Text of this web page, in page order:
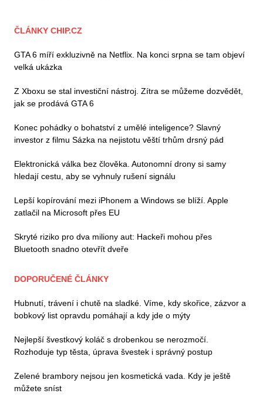
ČLÁNKY CHIP.CZ
GTA 6 míří exkluzivně na Netflix. Na konci srpna se tam objeví
velká ukázka
Z Xboxu se stal investiční nástroj. Zítra se můžeme dozvědět,
jak se prodává GTA 6
Konec pohádky o bohatství z umělé inteligence? Slavný
investor z filmu Sázka na nejistotu věští trhům drsný pád
Elektronická válka bez člověka. Autonomní drony si samy
hledají cestu, aby se vyhnuly rušení signálu
Lepší kopírování mezi iPhonem a Windows se blíží. Apple
zatlačil na Microsoft přes EU
Skryté riziko pro dva miliony aut: Hackeři mohou přes
Bluetooth snadno otevřít dveře
DOPORUČENÉ ČLÁNKY
Hubnutí, trávení i chutě na sladké. Víme, kdy skořice, zázvor a
bobkový list opravdu pomáhají a kdy jde o mýty
Nejlepší švestkový koláč s drobenkou se nerozmočí.
Rozhoduje typ těsta, úprava švestek i správný postup
Zelené brambory nejsou jen kosmetická vada. Kdy je ještě
můžete sníst